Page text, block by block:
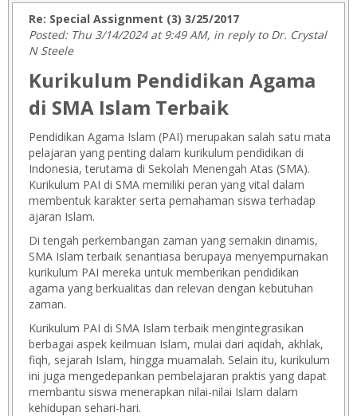
Re: Special Assignment (3) 3/25/2017
Posted: Thu 3/14/2024 at 9:49 AM, in reply to Dr. Crystal
N Steele
Kurikulum Pendidikan Agama
di SMA Islam Terbaik
Pendidikan Agama Islam (PAI) merupakan salah satu mata
pelajaran yang penting dalam kurikulum pendidikan di
Indonesia, terutama di Sekolah Menengah Atas (SMA).
Kurikulum PAI di SMA memiliki peran yang vital dalam
membentuk karakter serta pemahaman siswa terhadap
ajaran Islam.
Di tengah perkembangan zaman yang semakin dinamis,
SMA Islam terbaik senantiasa berupaya menyempurnakan
kurikulum PAI mereka untuk memberikan pendidikan
agama yang berkualitas dan relevan dengan kebutuhan
zaman.
Kurikulum PAI di SMA Islam terbaik mengintegrasikan
berbagai aspek keilmuan Islam, mulai dari aqidah, akhlak,
fiqh, sejarah Islam, hingga muamalah. Selain itu, kurikulum
ini juga mengedepankan pembelajaran praktis yang dapat
membantu siswa menerapkan nilai-nilai Islam dalam
kehidupan sehari-hari.